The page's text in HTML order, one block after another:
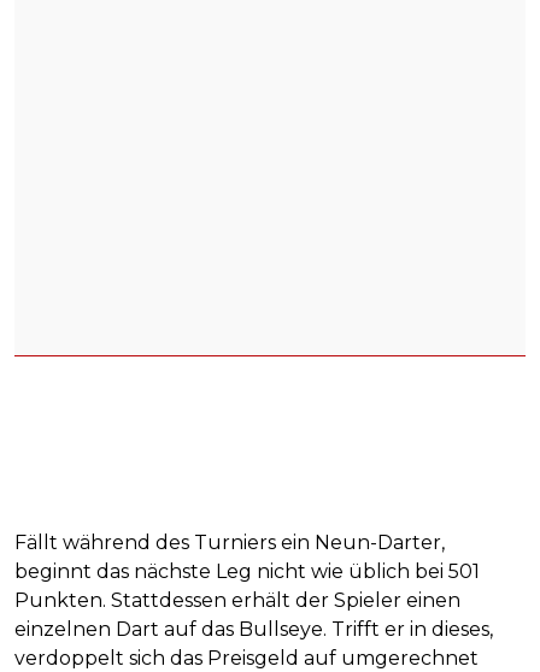
Fällt während des Turniers ein Neun-Darter,
beginnt das nächste Leg nicht wie üblich bei 501
Punkten. Stattdessen erhält der Spieler einen
einzelnen Dart auf das Bullseye. Trifft er in dieses,
verdoppelt sich das Preisgeld auf umgerechnet